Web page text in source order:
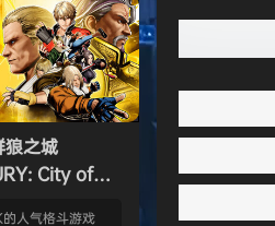
狼之城
City of
人气格斗游戏